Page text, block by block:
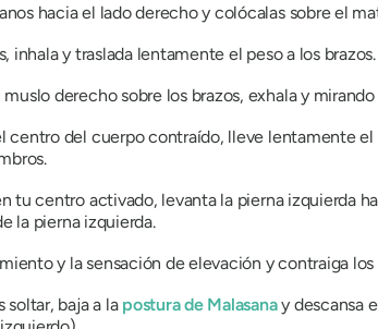
hacia el lado derecho y colócalas sobre el
inhala y traslada lentamente el peso a los brazos.
derecho sobre los brazos, exhala y
centro del cuerpo contraído, lleve lentamente
tu centro activado, levanta la pierna izquierda
la pierna izquierda.
y la sensación de elevación y contraiga
soltar, baja a la postura de Malasanay descansa